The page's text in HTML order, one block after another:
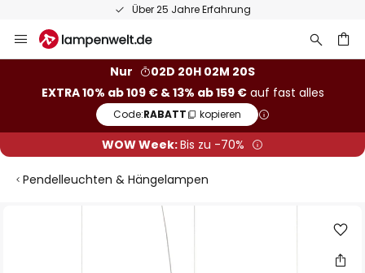
Über 25 Jahre Erfahrung
Inhalt
Nur
02D 20H 02M 19S
EXTRA 10% ab 109 € & 13% ab 159 €auf fast alles
Code:RABATT kopieren
WOW Week:Bis zu -70%
Pendelleuchten & Hängelampen